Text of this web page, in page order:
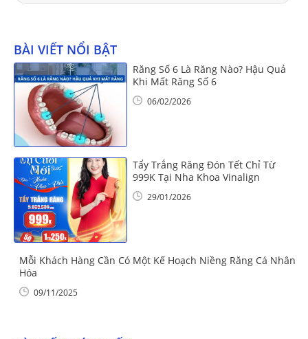
BÀI VIẾT NỔI BẬT
Răng Số 6 Là Răng Nào? Hậu Quả
Khi Mất Răng Số 6
06/02/2026
Tẩy Trắng Răng Đón Tết Chỉ Từ
999K Tại Nha Khoa Vinalign
29/01/2026
Mỗi Khách Hàng Cần Có Một Kế Hoạch Niềng Răng Cá Nhân
Hóa
09/11/2025